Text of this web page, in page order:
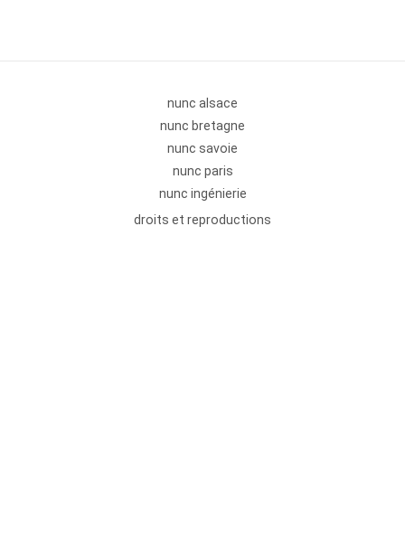
nunc alsace
nunc bretagne
nunc savoie
nunc paris
nunc ingénierie
droits et reproductions